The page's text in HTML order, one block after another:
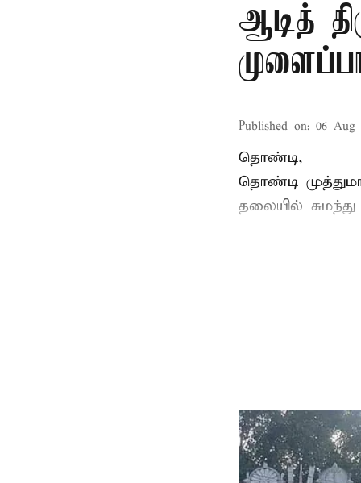
ஆடித்
Published on: 06 Aug
தொண்டி,
தொண்டி
தலையில்